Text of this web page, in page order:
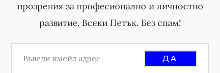
прозрения за професионално и личностно
развитие. Всеки Петък. Без спам!